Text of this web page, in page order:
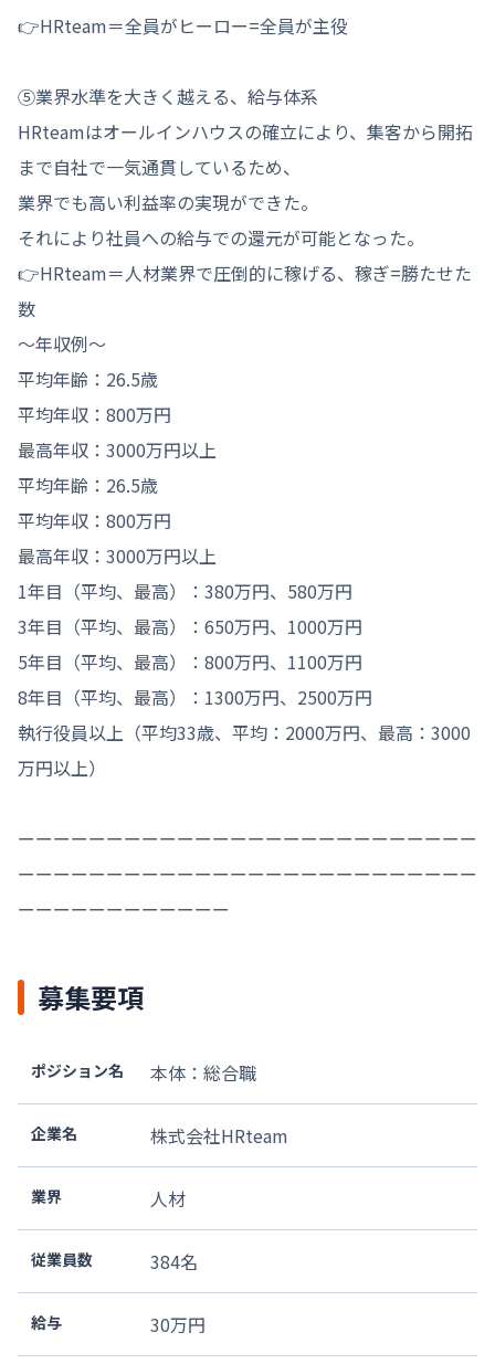
👉HRteam＝全員がヒーロー=全員が主役
⑤業界水準を大きく越える、給与体系
HRteamはオールインハウスの確立により、集客から開拓
まで自社で一気通貫しているため、
業界でも高い利益率の実現ができた。
それにより社員への給与での還元が可能となった。
👉HRteam＝人材業界で圧倒的に稼げる、稼ぎ=勝たせた
数
〜年収例〜
平均年齢：26.5歳
平均年収：800万円
最高年収：3000万円以上
平均年齢：26.5歳
平均年収：800万円
最高年収：3000万円以上
1年目（平均、最高）：380万円、580万円
3年目（平均、最高）：650万円、1000万円
5年目（平均、最高）：800万円、1100万円
8年目（平均、最高）：1300万円、2500万円
執行役員以上（平均33歳、平均：2000万円、最高：3000
万円以上）
ーーーーーーーーーーーーーーーーーーーーーーーーーー
ーーーーーーーーーーーーーーーーーーーーーーーーーー
ーーーーーーーーーーーー
募集要項
ポジション名 本体：総合職
企業名 株式会社HRteam
業界 人材
従業員数 384名
給与 30万円